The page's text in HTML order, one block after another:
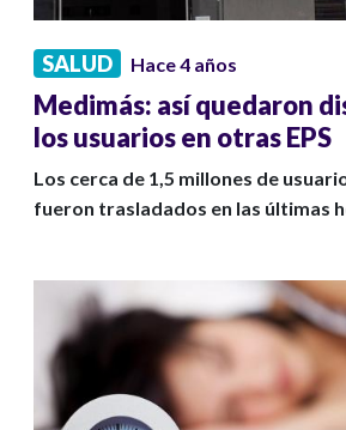
SALUD Hace 4 años
Medimás: así quedaron
los usuarios en otras EPS
Los cerca de 1,5 millones de
fueron trasladados en las últimas